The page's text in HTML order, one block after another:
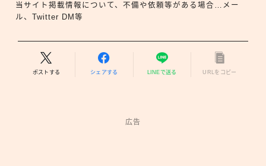
当サイト掲載情報について、不備や依頼等がある場合…メー
ル、Twitter DM等
ポストする シェアする LINEで送る URLをコピー
広告